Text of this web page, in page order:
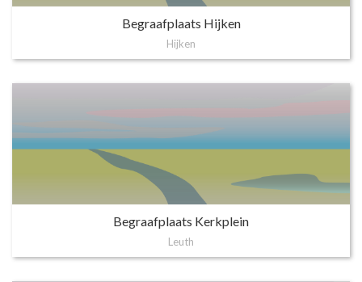
Begraafplaats Hijken
Hijken
Begraafplaats Kerkplein
Leuth